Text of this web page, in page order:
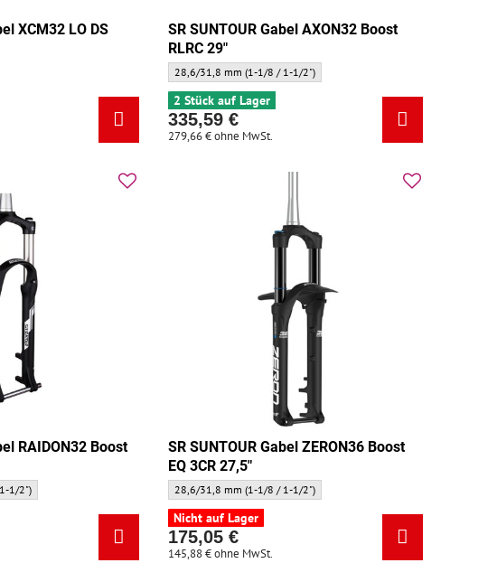
XCM32 LO DS
LO DS 27,5" - Gabelhals:
SR SUNTOUR Gabel AXON32 Boost
RLRC 29"
SR SUNTOUR Gabel AXON32 Boost RLRC 29" - Gabelhals:
28,6/31,8 mm (1-1/8 / 1-1/2")
2 Stück auf Lager
335,59 €
279,66 €ohne MwSt.
RAIDON32 Boost
Boost RLR 27,5" - Gabelhals:
1/2")
SR SUNTOUR Gabel ZERON36 Boost
EQ 3CR 27,5"
SR SUNTOUR Gabel ZERON36 Boost EQ 3CR 27,5" - Gabelhals:
28,6/31,8 mm (1-1/8 / 1-1/2")
Nicht auf Lager
175,05 €
145,88 €ohne MwSt.